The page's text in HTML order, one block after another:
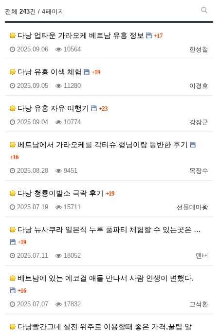
전체 243건 / 4페이지
다낭 업타운 가라오케 베트남 유흥 정보 +17
한성철
2025.09.06 10564
다낭 유흥 이색 체험 +19
이경호
2025.09.05 11280
다낭 유흥 자유 여행기 +23
강장군
2025.09.04 10774
베트남에서 가라오케를 각티슈 형님이랑 동반한 후기
+16
목장수
2025.08.28 9451
다낭 청룡이발소 극락 후기 +19
선물대마왕
2025.07.19 15711
다낭 뉴사쿠라 일본식 누루 풀파티 체험할 수 있는곳은 …
+19
덴버
2025.07.11 18052
베트남에 있는 에코걸 애들 만나서 사람 인생이 변했다.
+16
고석환
2025.07.07 17832
다낭빨간그네 실전 위주로 이용할때 좋은 가격,꿀팁 알